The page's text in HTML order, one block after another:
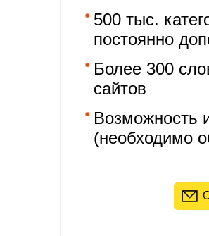
500 тыс.
постоянно
Более 300
сайтов
Возможность
(необходимо